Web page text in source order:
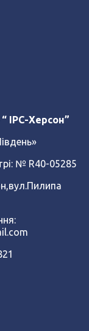
IPC-Херсон”
№ R40-05285